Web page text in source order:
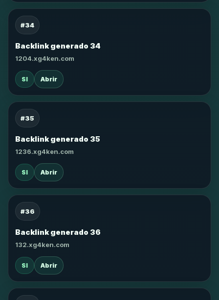
#34
Backlink generado 34
1204.xg4ken.com
SI Abrir
#35
Backlink generado 35
1236.xg4ken.com
SI Abrir
#36
Backlink generado 36
132.xg4ken.com
SI Abrir